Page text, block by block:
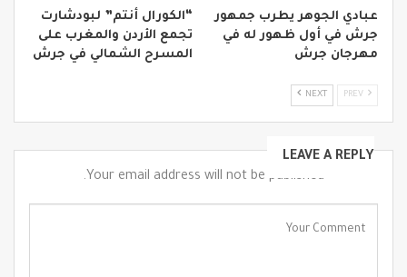
عبادي الجوهر يطرب جمهور
جرش في أول ظهور له في
مهرجان جرش
“الكورال أنتم” لبودشارت
تجمع الأردن والمغرب على
المسرح الشمالي في جرش
NEXT
LEAVE A REPLY
Your email address will not be published.